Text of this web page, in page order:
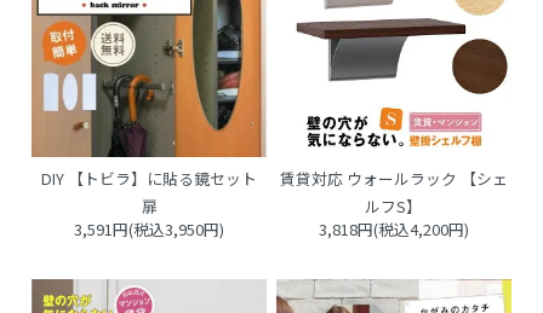
DIY 【トビラ】に貼る鏡セット
扉
3,591円(税込3,950円)
賃貸対応 ウォールラック 【シェ
ルフS】
3,818円(税込4,200円)